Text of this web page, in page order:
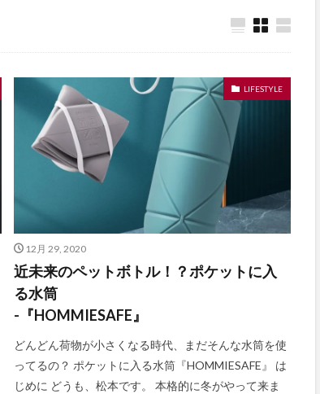
LIFESTYLE
12月 29, 2020
近未来のペットボトル！？ポケットに入
る水筒
-『HOMMIESAFE』
どんどん荷物が小さくなる時代、まだそんな水筒を使
ってるの？ ポケットに入る水筒『HOMMIESAFE』 は
じめに どうも、松本です。 本格的に冬がやって来ま